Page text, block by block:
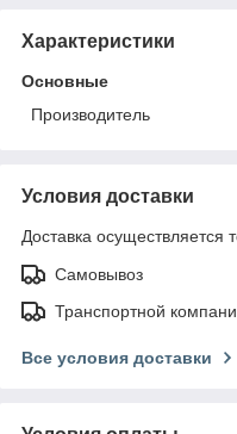
Характеристики
Основные
Производитель
Условия доставки
Доставка осуществляется
Самовывоз
Транспортной
Все условия доставки